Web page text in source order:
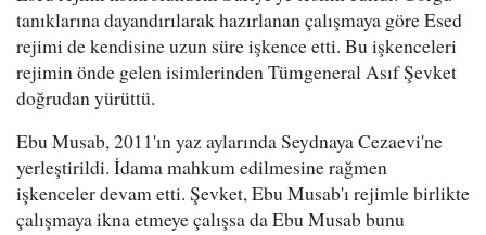
tanıklarına dayandırılarak hazırlanan çalışmaya göre Esed
rejimi de kendisine uzun süre işkence etti. Bu işkenceleri
rejimin önde gelen isimlerinden Tümgeneral Asıf Şevket
doğrudan yürüttü.
Ebu Musab, 2011'ın yaz aylarında Seydnaya Cezaevi'ne
yerleştirildi. İdama mahkum edilmesine rağmen
işkenceler devam etti. Şevket, Ebu Musab'ı rejimle birlikte
çalışmaya ikna etmeye çalışsa da Ebu Musab bunu